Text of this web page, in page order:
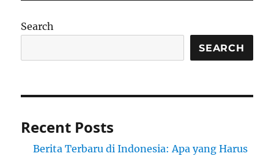
Search
SEARCH
Recent Posts
Berita Terbaru di Indonesia: Apa yang Harus